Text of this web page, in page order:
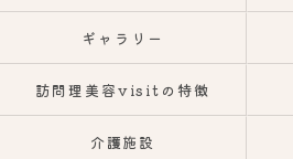
ギャラリー
訪問理美容visitの特徴
介護施設